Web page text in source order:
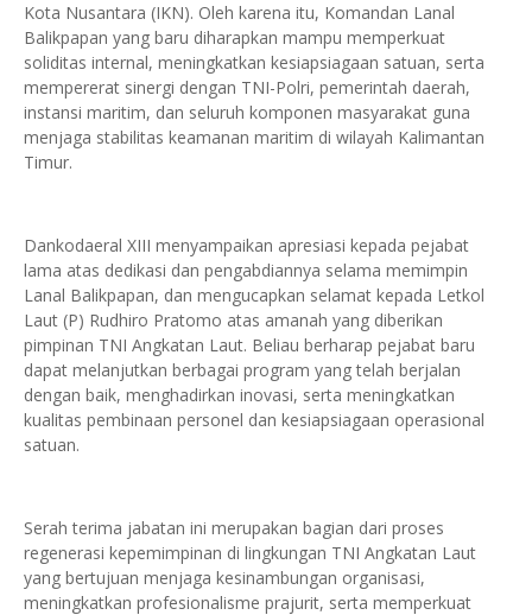
Kota Nusantara (IKN). Oleh karena itu, Komandan Lanal
Balikpapan yang baru diharapkan mampu memperkuat
soliditas internal, meningkatkan kesiapsiagaan satuan, serta
mempererat sinergi dengan TNI-Polri, pemerintah daerah,
instansi maritim, dan seluruh komponen masyarakat guna
menjaga stabilitas keamanan maritim di wilayah Kalimantan
Timur.
Dankodaeral XIII menyampaikan apresiasi kepada pejabat
lama atas dedikasi dan pengabdiannya selama memimpin
Lanal Balikpapan, dan mengucapkan selamat kepada Letkol
Laut (P) Rudhiro Pratomo atas amanah yang diberikan
pimpinan TNI Angkatan Laut. Beliau berharap pejabat baru
dapat melanjutkan berbagai program yang telah berjalan
dengan baik, menghadirkan inovasi, serta meningkatkan
kualitas pembinaan personel dan kesiapsiagaan operasional
satuan.
Serah terima jabatan ini merupakan bagian dari proses
regenerasi kepemimpinan di lingkungan TNI Angkatan Laut
yang bertujuan menjaga kesinambungan organisasi,
meningkatkan profesionalisme prajurit, serta memperkuat